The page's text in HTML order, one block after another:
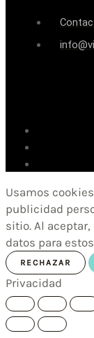
Usamos
publicidad
sitio. Al
datos para
RECHAZAR
Privacidad